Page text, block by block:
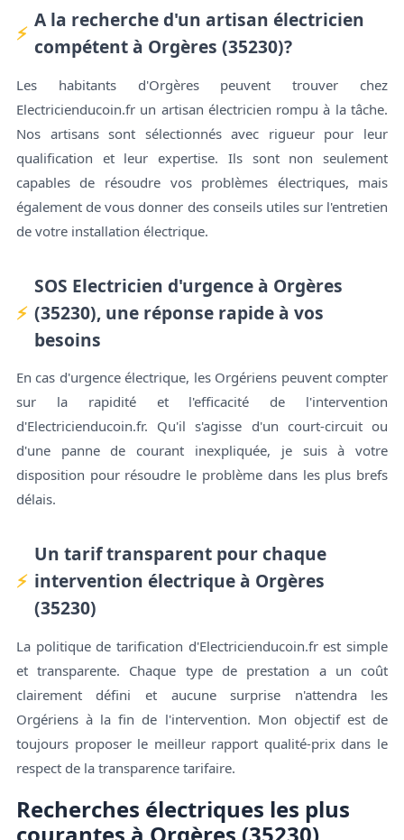
A la recherche d'un artisan électricien
compétent à Orgères (35230)?
Les habitants d'Orgères peuvent trouver chez
Electricienducoin.fr un artisan électricien rompu à la tâche.
Nos artisans sont sélectionnés avec rigueur pour leur
qualification et leur expertise. Ils sont non seulement
capables de résoudre vos problèmes électriques, mais
également de vous donner des conseils utiles sur l'entretien
de votre installation électrique.
SOS Electricien d'urgence à Orgères
(35230), une réponse rapide à vos
besoins
En cas d'urgence électrique, les Orgériens peuvent compter
sur la rapidité et l'efficacité de l'intervention
d'Electricienducoin.fr. Qu'il s'agisse d'un court-circuit ou
d'une panne de courant inexpliquée, je suis à votre
disposition pour résoudre le problème dans les plus brefs
délais.
Un tarif transparent pour chaque
intervention électrique à Orgères
(35230)
La politique de tarification d'Electricienducoin.fr est simple
et transparente. Chaque type de prestation a un coût
clairement défini et aucune surprise n'attendra les
Orgériens à la fin de l'intervention. Mon objectif est de
toujours proposer le meilleur rapport qualité-prix dans le
respect de la transparence tarifaire.
Recherches électriques les plus
courantes à Orgères (35230)